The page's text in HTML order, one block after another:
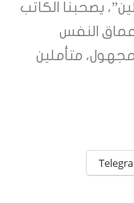
يصحبنا الكاتب
النفس
متأملين